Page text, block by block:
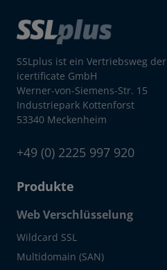
SSLplus ist ein Vertriebsweg der
icertificate GmbH
Werner-von-Siemens-Str. 15
Industriepark Kottenforst
53340 Meckenheim
+49 (0) 2225 997 920
Produkte
Web Verschlüsselung
Wildcard SSL
Multidomain (SAN)